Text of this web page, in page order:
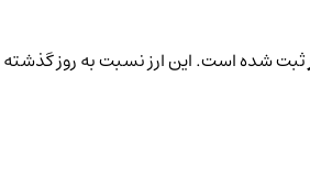
ثبت شده است. این ارز نسبت به روز گذشته